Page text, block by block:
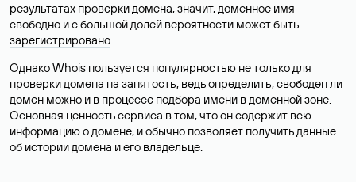
результатах проверки домена, значит, доменное имя
свободно и с большой долей вероятности может быть
зарегистрировано.
Однако Whois пользуется популярностью не только для
проверки домена на занятость, ведь определить, свободен ли
домен можно и в процессе подбора имени в доменной зоне.
Основная ценность сервиса в том, что он содержит всю
информацию о домене, и обычно позволяет получить данные
об истории домена и его владельце.